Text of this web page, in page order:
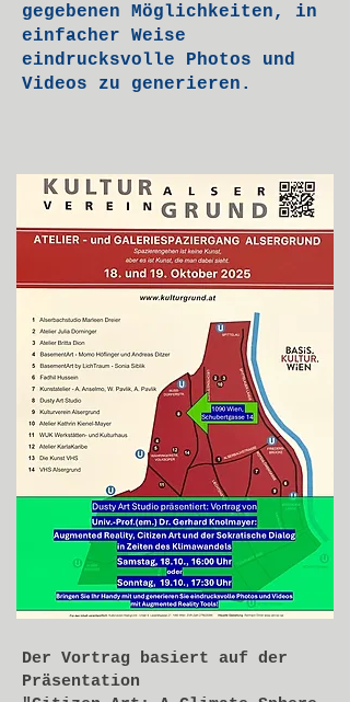
gegebenen Möglichkeiten, in
einfacher Weise
eindrucksvolle Photos und
Videos zu generieren.
Der Vortrag basiert auf der
Präsentation